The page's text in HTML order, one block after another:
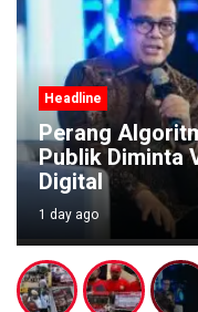
Headline
Perang
Publik Diminta
Digital
1 day ago